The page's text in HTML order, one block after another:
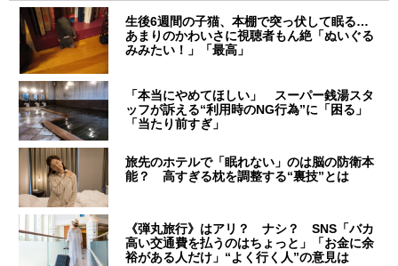
生後6週間の子猫、本棚で突っ伏して眠る…
あまりのかわいさに視聴者もん絶「ぬいぐる
みみたい！」「最高」
「本当にやめてほしい」 スーパー銭湯スタ
ッフが訴える“利用時のNG行為”に「困る」
「当たり前すぎ」
旅先のホテルで「眠れない」のは脳の防衛本
能？ 高すぎる枕を調整する“裏技”とは
《弾丸旅行》はアリ？ ナシ？ SNS「バカ
高い交通費を払うのはちょっと」「お金に余
裕がある人だけ」“よく行く人”の意見は